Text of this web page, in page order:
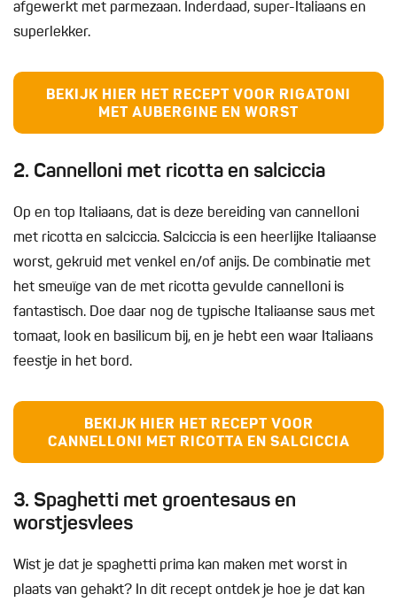
afgewerkt met parmezaan. Inderdaad, super-Italiaans en
superlekker.
BEKIJK HIER HET RECEPT VOOR RIGATONI
MET AUBERGINE EN WORST
2. Cannelloni met ricotta en salciccia
Op en top Italiaans, dat is deze bereiding van cannelloni
met ricotta en salciccia. Salciccia is een heerlijke Italiaanse
worst, gekruid met venkel en/of anijs. De combinatie met
het smeuïge van de met ricotta gevulde cannelloni is
fantastisch. Doe daar nog de typische Italiaanse saus met
tomaat, look en basilicum bij, en je hebt een waar Italiaans
feestje in het bord.
BEKIJK HIER HET RECEPT VOOR
CANNELLONI MET RICOTTA EN SALCICCIA
3. Spaghetti met groentesaus en
worstjesvlees
Wist je dat je spaghetti prima kan maken met worst in
plaats van gehakt? In dit recept ontdek je hoe je dat kan